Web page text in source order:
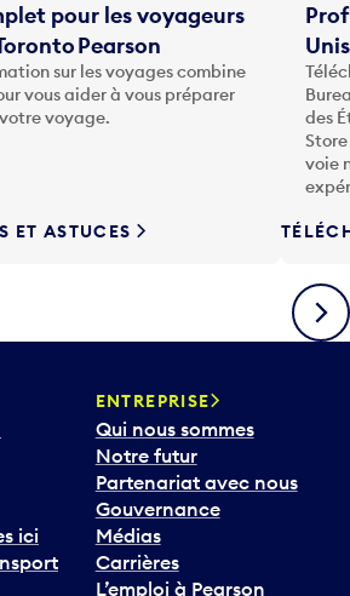
pour les voyageurs
Pearson
sur les voyages combine
vous aider à vous préparer
voyage.
ET ASTUCES
des
voie
ici
ENTREPRISE
Qui nous sommes
Notre futur
Partenariat avec nous
Gouvernance
Médias
Carrières
L’emploi à Pearson